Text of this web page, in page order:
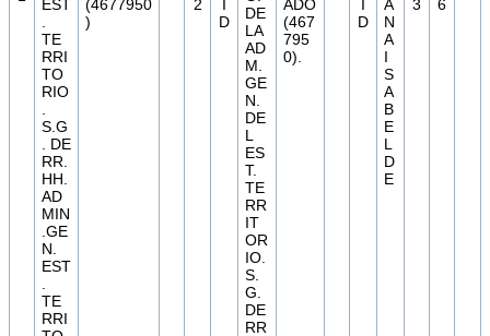
EST
.
TE
RRI
TO
RIO
.
S.G
. DE
RR.
HH.
AD
MIN
.GE
N.
EST
.
TE
RRI
(4677950
)
2
I
D
DE
LA
AD
M.
GE
N.
DE
L
ES
T.
TE
RR
IT
OR
IO.
S.
G.
DE
RR
ADO
(467
795
0).
I
D
A
N
A
I
S
A
B
E
L
D
E
3
6